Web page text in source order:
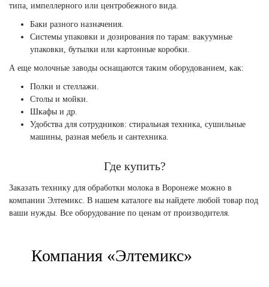
типа, импеллерного или центробежного вида.
Баки разного назначения.
Системы упаковки и дозирования по тарам: вакуумные
упаковки, бутылки или картонные коробки.
А еще молочные заводы оснащаются таким оборудованием, как:
Полки и стеллажи.
Столы и мойки.
Шкафы и др.
Удобства для сотрудников: стиральная техника, сушильные
машины, разная мебель и сантехника.
Где купить?
Заказать технику для обработки молока в Воронеже можно в
компании Элтемикс. В нашем каталоге вы найдете любой товар под
ваши нужды. Все оборудование по ценам от производителя.
Компания «Элтемикс»